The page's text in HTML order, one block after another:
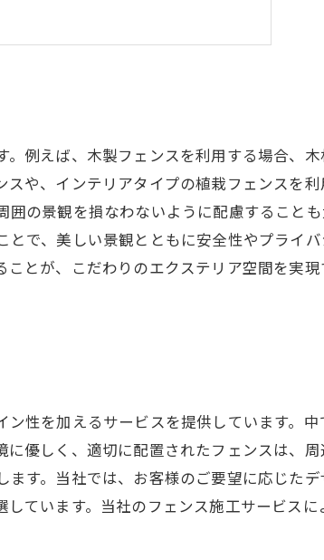
例えば、木製フェンスを利用する場合、
や、インテリアタイプの植栽フェンスを利
の景観を損なわないように配慮すること
で、美しい景観とともに安全性やプライ
とが、こだわりのエクステリア空間を実
性を加えるサービスを提供しています。
優しく、適切に配置されたフェンスは、
す。当社では、お客様のご要望に応じた
ています。当社のフェンス施工サービス